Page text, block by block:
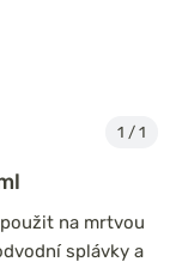
1 / 1
na mrtvou
splávky a